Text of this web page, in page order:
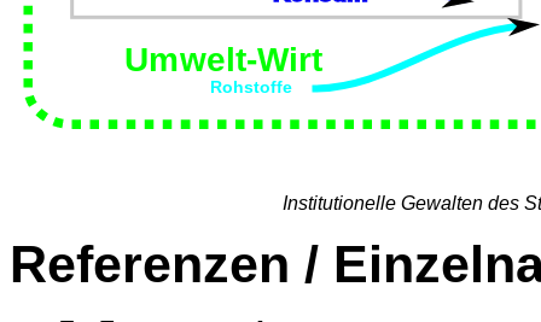
Institutionelle Gewalten des
Referenzen /